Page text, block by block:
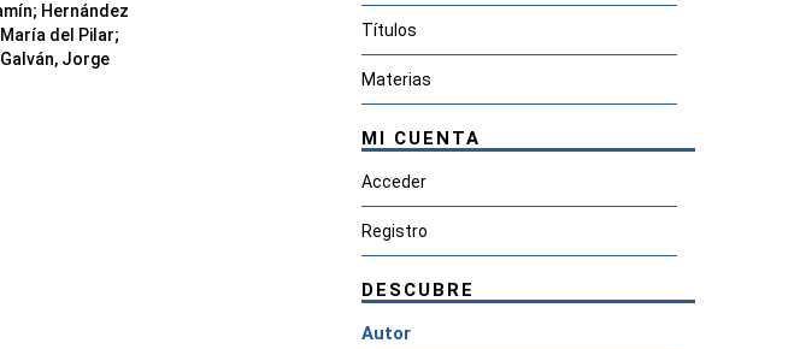
; Hernández
del Pilar;
Jorge
Títulos
Materias
MI CUENTA
Acceder
Registro
DESCUBRE
Autor